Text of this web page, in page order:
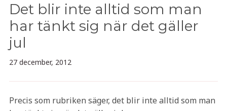
Det blir inte alltid som man
har tänkt sig när det gäller
jul
27 december, 2012
Precis som rubriken säger, det blir inte alltid som man